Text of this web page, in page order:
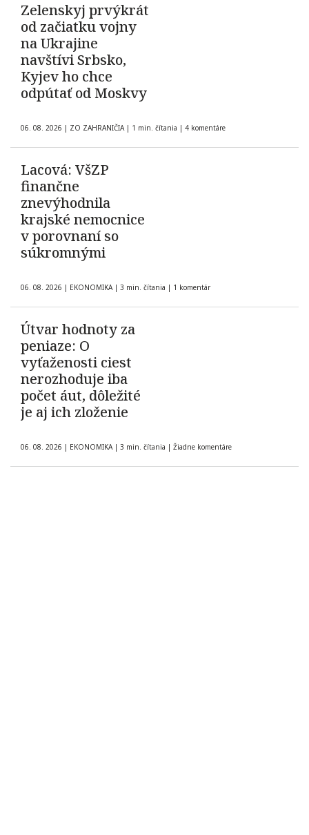
Zelenskyj prvýkrát
od začiatku vojny
na Ukrajine
navštívi Srbsko,
Kyjev ho chce
odpútať od Moskvy
06. 08. 2026 | ZO ZAHRANIČIA | 1 min. čítania | 4 komentáre
Lacová: VšZP
finančne
znevýhodnila
krajské nemocnice
v porovnaní so
súkromnými
06. 08. 2026 | EKONOMIKA | 3 min. čítania | 1 komentár
Útvar hodnoty za
peniaze: O
vyťaženosti ciest
nerozhoduje iba
počet áut, dôležité
je aj ich zloženie
06. 08. 2026 | EKONOMIKA | 3 min. čítania | Žiadne komentáre